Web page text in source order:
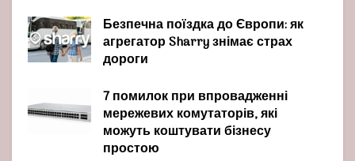
Безпечна поїздка до Європи: як
агрегатор Sharry знімає страх
дороги
7 помилок при впровадженні
мережевих комутаторів, які
можуть коштувати бізнесу
простою